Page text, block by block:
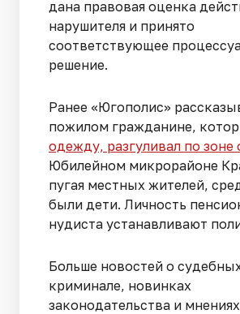
дана правовая оценка
нарушителя и принято
соответствующее
решение.
Ранее «Югополис»
пожилом гражданине,
одежду, разгуливал по зоне
Юбилейном микрорайоне
пугая местных жителей,
были дети. Личность
нудиста устанавливают
Больше новостей о
криминале, новинках
законодательства и